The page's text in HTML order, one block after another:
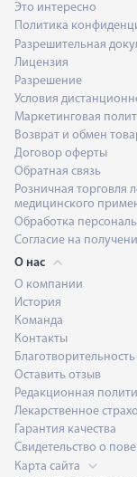
Это интересно
Политика
Разрешительная
Лицензия
Разрешение
Условия
Маркетинговая
Возврат и обмен
Договор оферты
Обратная связь
Розничная торговля
медицинского
Обработка
Согласие на
О нас
О компании
История
Команда
Контакты
Благотворительность
Оставить отзыв
Редакционная
Лекарственное
Гарантия качества
Свидетельство о
Карта сайта